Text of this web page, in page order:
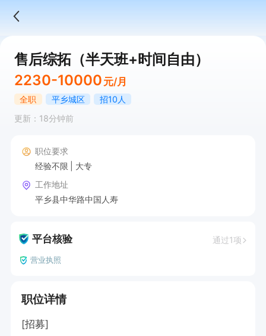
售后综拓（半天班+时间自由）
2230-10000 元/月
全职 平乡城区
招10人
更新：18分钟前
职位要求
经验不限
大专
工作地址
平乡县中华路中国人寿
平台核验 通过1项
营业执照
职位详情
[招募]